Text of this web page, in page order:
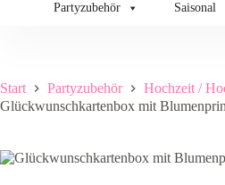
Partyzubehör Saisonal
Start Partyzubehör
Hochzeit /
Glückwunschkartenbox mit